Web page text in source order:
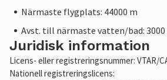
Närmaste flygplats: 44000 m
Avst. till närmaste vatten/bad: 3000
Juridisk information
Licens- eller registreringsnummer: VTAR/
Nationell registreringslicens: